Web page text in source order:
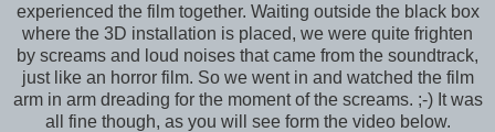
experienced the film together. Waiting outside the black box
where the 3D installation is placed, we were quite frighten
by screams and loud noises that came from the soundtrack,
just like an horror film. So we went in and watched the film
arm in arm dreading for the moment of the screams. ;-) It was
all fine though, as you will see form the video below.